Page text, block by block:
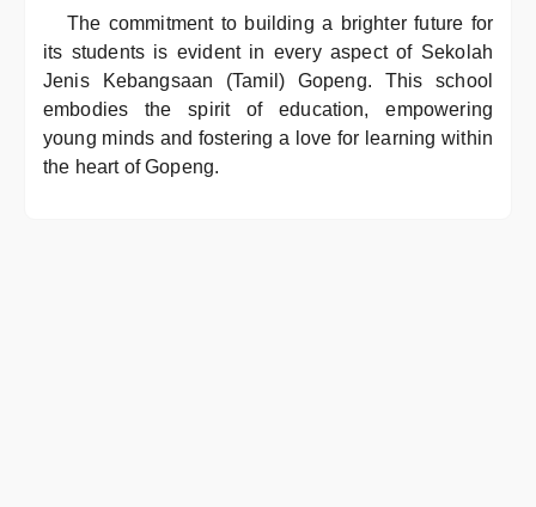
The commitment to building a brighter future for
its students is evident in every aspect of Sekolah
Jenis Kebangsaan (Tamil) Gopeng. This school
embodies the spirit of education, empowering
young minds and fostering a love for learning within
the heart of Gopeng.